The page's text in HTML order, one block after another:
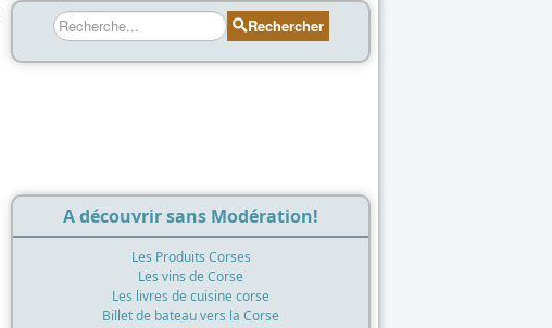
Rechercher Rechercher
A découvrir sans Modération!
Les Produits Corses
Les vins de Corse
Les livres de cuisine corse
Billet de bateau vers la Corse